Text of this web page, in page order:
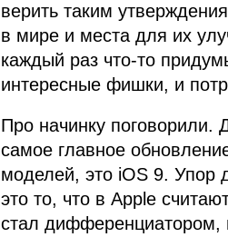
верить таким
в мире и места для их
каждый раз что-то
интересные фишки, и
Про начинку
самое главное
моделей, это iOS 9. Упор
это то, что в Apple
стал дифференциатором,